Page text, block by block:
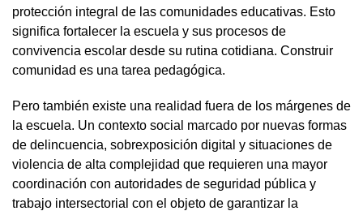
protección integral de las comunidades educativas. Esto
significa fortalecer la escuela y sus procesos de
convivencia escolar desde su rutina cotidiana. Construir
comunidad es una tarea pedagógica.
Pero también existe una realidad fuera de los márgenes de
la escuela. Un contexto social marcado por nuevas formas
de delincuencia, sobrexposición digital y situaciones de
violencia de alta complejidad que requieren una mayor
coordinación con autoridades de seguridad pública y
trabajo intersectorial con el objeto de garantizar la